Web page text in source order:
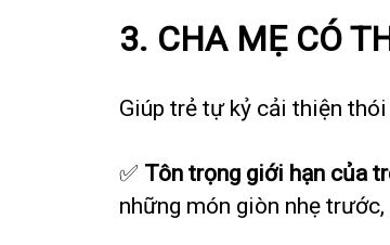
3. CHA MẸ CÓ
Giúp trẻ tự kỷ cải thiện
✅ Tôn trọng giới hạn của
những món giòn nhẹ